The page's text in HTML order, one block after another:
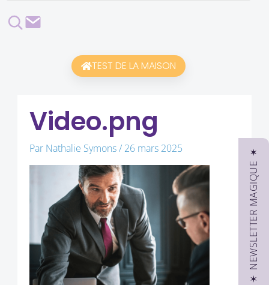
Rechercher
Contact
TEST DE LA MAISON
Video.png
Par Nathalie Symons/ 26 mars 2025 ✶ NEWSLETTER MAGIQUE ✶